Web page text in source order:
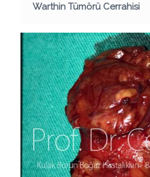
Warthin Tümörü Cerrahisi